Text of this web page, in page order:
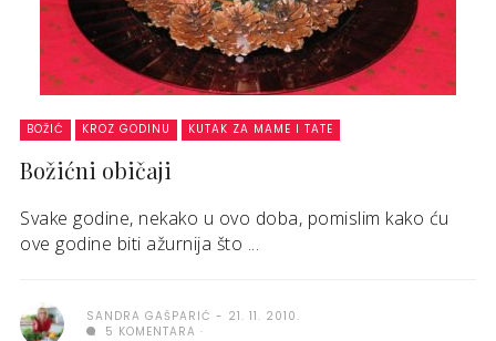
BOŽIĆ KROZ GODINU KUTAK ZA MAME I TATE
Božićni običaji
Svake godine, nekako u ovo doba, pomislim kako ću
ove godine biti ažurnija što ...
SANDRA GAŠPARIĆ
21. 11. 2010.
5 KOMENTARA